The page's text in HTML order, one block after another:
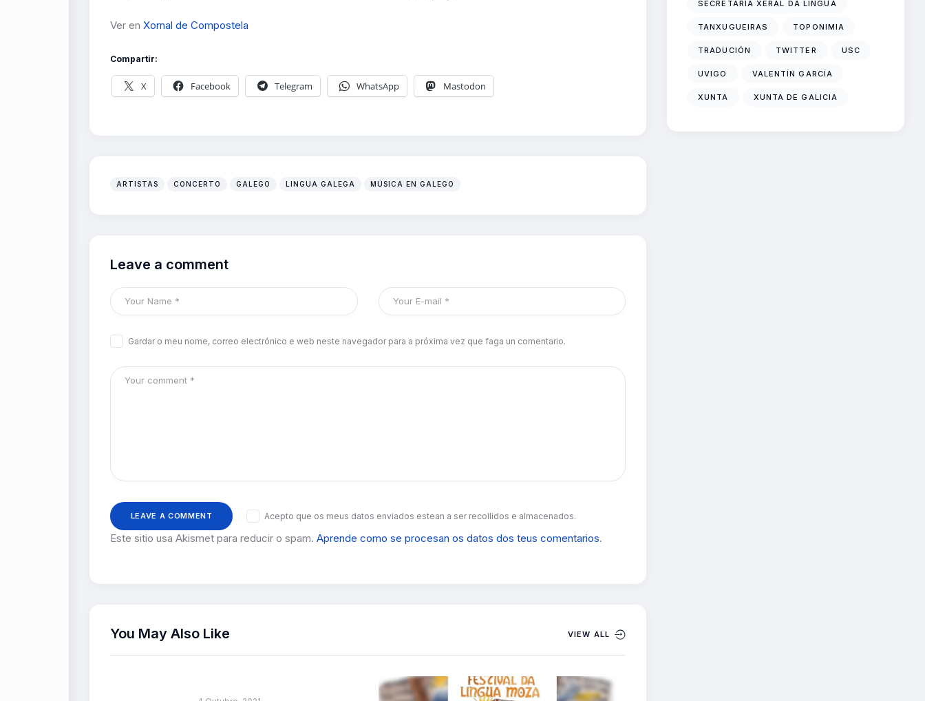
Ver en Xornal de Compostela
Compartir:
X Facebook Telegram WhatsApp Mastodon
ARTISTAS CONCERTO GALEGO LINGUA GALEGA MÚSICA EN GALEGO
Leave a comment
Gardar o meu nome, correo electrónico e web neste navegador para a próxima vez que faga un comentario.
Acepto que os meus datos enviados estean a ser recollidos e almacenados.
Este sitio usa Akismet para reducir o spam. Aprende como se procesan os datos dos teus comentarios.
You May Also Like VIEW ALL
SECRETARÍA XERAL DA LINGUA
TANXUGUEIRAS TOPONIMIA
TRADUCIÓN TWITTER USC
UVIGO VALENTÍN GARCÍA
XUNTA XUNTA DE GALICIA